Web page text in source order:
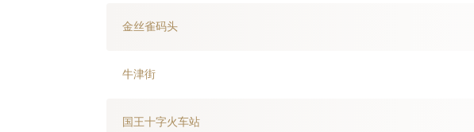
金丝雀码头
牛津街
国王十字火车站